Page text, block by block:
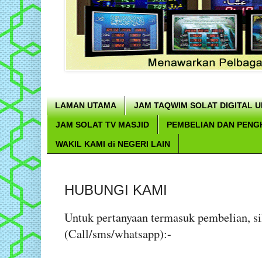
LAMAN UTAMA JAM TAQWIM SOLAT DIGITAL
JAM SOLAT TV MASJID PEMBELIAN DAN
WAKIL KAMI di NEGERI LAIN
HUBUNGI KAMI
Untuk pertanyaan termasuk pembelian,
(Call/sms/whatsapp):-